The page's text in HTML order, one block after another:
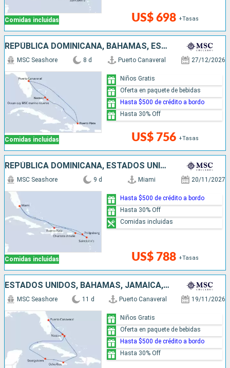
Comidas incluidas US$ 698 +Tasas
REPÚBLICA DOMINICANA, BAHAMAS, ESTADOS UNIDOS
Comidas incluidas
MSC Seashore 8 d Puerto Canaveral 27/12/2026
US$ 756 +Tasas
Niños Gratis
Oferta en paquete de bebidas
Hasta $500 de crédito a bordo
Hasta 30% Off
REPÚBLICA DOMINICANA, ESTADOS UNIDOS, ANTIGUA Y BARBUDA, SAN MARTÍN
Comidas incluidas
MSC Seashore 9 d Miami 20/11/2027
US$ 788 +Tasas
Hasta $500 de crédito a bordo
Hasta 30% Off
Comidas incluidas
ESTADOS UNIDOS, BAHAMAS, JAMAICA, ISLAS CAIMÁN
MSC Seashore 11 d Puerto Canaveral 19/11/2026
Niños Gratis
Oferta en paquete de bebidas
Hasta $500 de crédito a bordo
Hasta 30% Off